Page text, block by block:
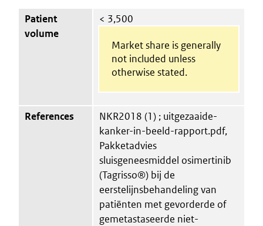
Patient
volume
< 3,500
Market share is generally
not included unless
otherwise stated.
References
NKR2018 (1) ; uitgezaaide-
kanker-in-beeld-rapport.pdf,
Pakketadvies
sluisgeneesmiddel osimertinib
(Tagrisso®) bij de
eerstelijnsbehandeling van
patiënten met gevorderde of
gemetastaseerde niet-